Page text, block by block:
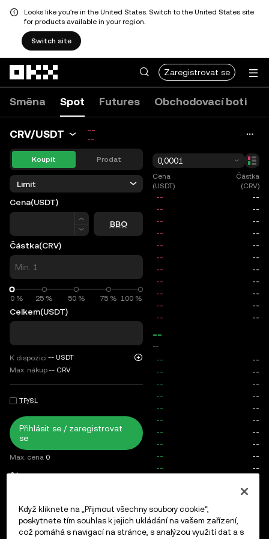
Looks like you're in the United States. Switch to the United States site
for products available in your region.
Switch site
Zaregistrovat se
Směna Spot Futures Obchodovací boti
CRV/USDT --
--
Koupit Prodat
Limit
Cena(USDT)
Cena
BBO
Částka(CRV)
0 % 25 % 50 % 75 % 100 %
0 %
Celkem(USDT)
K dispozici -- USDT
Max. nákup-- CRV
TP/SL
Přihlásit se / zaregistrovat
se
Max. cena 0
0,0001
Cena
(USDT)
Částka
(CRV)
--
--
Příkazy open order Historie objednávek Otevřené pozice
Když kliknete na „Přijmout všechny soubory cookie“,
poskytnete tím souhlas k jejich ukládání na vašem zařízení,
což pomáhá s navigací na stránce, s analýzou využití dat a s